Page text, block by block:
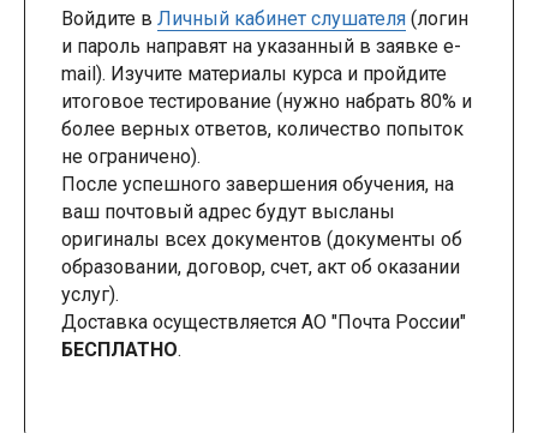
Войдите в Личный кабинет слушателя (логин
и пароль направят на указанный в заявке e-
mail). Изучите материалы курса и пройдите
итоговое тестирование (нужно набрать 80% и
более верных ответов, количество попыток
не ограничено).
После успешного завершения обучения, на
ваш почтовый адрес будут высланы
оригиналы всех документов (документы об
образовании, договор, счет, акт об оказании
услуг).
Доставка осуществляется АО "Почта России"
БЕСПЛАТНО.